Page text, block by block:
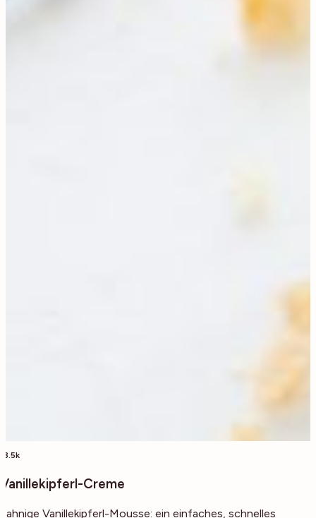
13.5k
Vanillekipferl-Creme
Sahnige Vanillekipferl-Mousse: ein einfaches, schnelles